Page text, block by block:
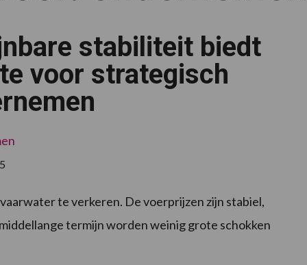
stabiliteit biedt
voor strategisch
te verkeren. De voerprijzen zijn stabiel,
termijn worden weinig grote schokken